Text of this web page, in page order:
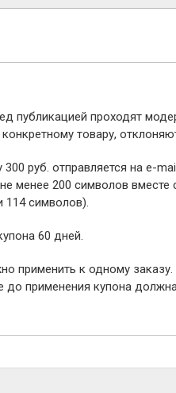
публикацией проходят
товару,
руб. отправляется на e-
менее 200 символов вместе
114 символов).
60 дней.
применить к одному
до применения купона